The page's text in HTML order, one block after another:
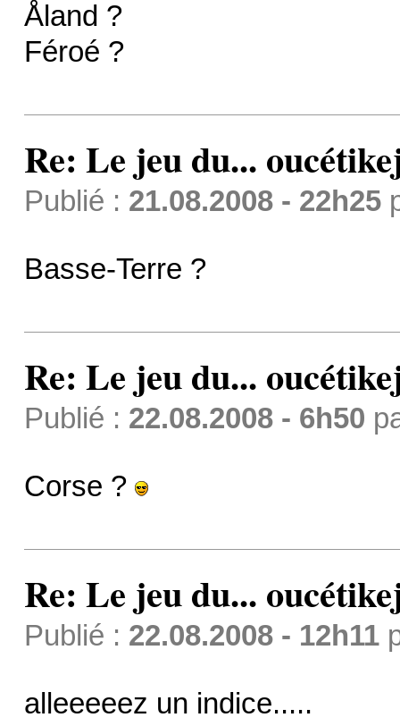
Åland ?
Féroé ?
Re: Le jeu du...
Publié : 21.08.2008 - 22h25
Basse-Terre ?
Re: Le jeu du...
Publié : 22.08.2008 - 6h50
Corse ?
Re: Le jeu du...
Publié : 22.08.2008 - 12h11
alleeeeez un indice.....